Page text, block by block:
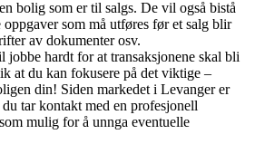
bolig som er til salgs. De vil også bistå
som må utføres før et salg blir
av dokumenter osv.
jobbe hardt for at transaksjonene skal bli
at du kan fokusere på det viktige –
din! Siden markedet i Levanger er
tar kontakt med en profesjonell
mulig for å unnga eventuelle